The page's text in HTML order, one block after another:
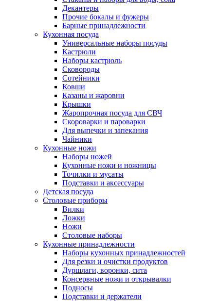
Декантеры
Прочие бокалы и фужеры
Барные принадлежности
Кухонная посуда
Универсальные наборы посуды
Кастрюли
Наборы кастрюль
Сковороды
Сотейники
Ковши
Казаны и жаровни
Крышки
Жаропрочная посуда для СВЧ
Скороварки и пароварки
Для выпечки и запекания
Чайники
Кухонные ножи
Наборы ножей
Кухонные ножи и ножницы
Точилки и мусаты
Подставки и аксессуары
Детская посуда
Столовые приборы
Вилки
Ложки
Ножи
Столовые наборы
Кухонные принадлежности
Наборы кухонных принадлежностей
Для резки и очистки продуктов
Дуршлаги, воронки, сита
Консервные ножи и открывалки
Подносы
Подставки и держатели